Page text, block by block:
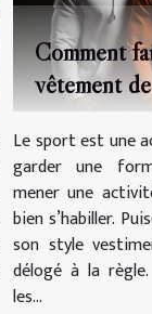
Comment
vêtement
homme ?
Le sport est une
garder une
mener une
bien s’habiller.
son style
délogé à la
les...